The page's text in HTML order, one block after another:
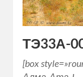
ТЭ33А-
[box